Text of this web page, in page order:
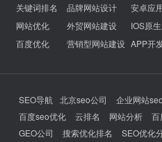
关键词排名
网站优化
百度优化
品牌网站设计
外贸网站建设
营销型网站建设
安卓应
IOS原
APP开
SEO导航 北京seo公司 企业网站seo
百度seo优化
云排名 网站分析 百
GEO公司
搜索优化排名 SEO优化